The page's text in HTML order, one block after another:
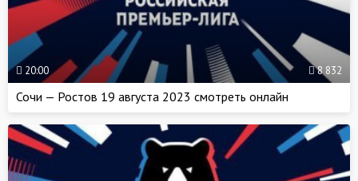
Сочи — Ростов 19 августа 2023 смотреть онлайн
8 832
20:00